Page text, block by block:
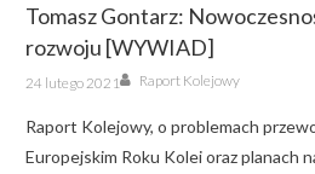
Tomasz Gontarz:
rozwoju [WYWIAD]
Posted
on
24 lutego 2021 Author
Raport Kolejowy
Raport Kolejowy, o problemach
Europejskim Roku Kolei oraz planach